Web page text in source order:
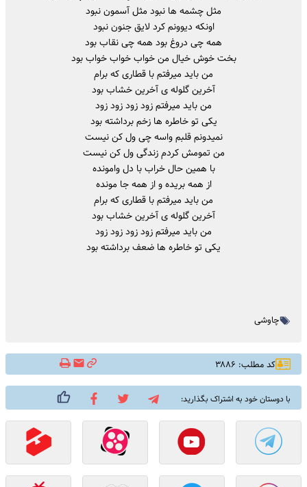
مثل چشمه ها نبود مثل آسمون نبود
اونکه دیوونم کرد لایق جنون نبود
همه چی دروغ بود همه چی نقاب بود
بخت خوش خیال من خواب خواب خواب بود
من باید میرفتم با قطاری که برام
آخرین گلوله ی آخرین خشاب بود
من باید میرفتم زود زود زود زود
یکی تو خاطره ها زخم برداشته بود
نمیدونم قلبم واسه چی ول کن نیست
من تمومش کردم زندگی ول کن نیست
با همین حال خراب با دل وامونده
از همه بریده و از همه جا مونده
من باید میرفتم با قطاری که برام
آخرین گلوله ی آخرین خشاب بود
من باید میرفتم زود زود زود زود
یکی تو خاطره ها ضعف برداشته بود
چاوشی
کد مطلب: ۳۸۸۶
با دوستان خود به اشتراک بگذارید: